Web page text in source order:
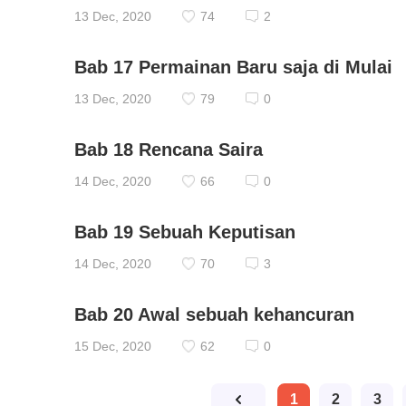
13 Dec, 2020 74 2
Bab 17 Permainan Baru saja di Mulai
13 Dec, 2020 79 0
Bab 18 Rencana Saira
14 Dec, 2020 66 0
Bab 19 Sebuah Keputisan
14 Dec, 2020 70 3
Bab 20 Awal sebuah kehancuran
15 Dec, 2020 62 0
1 2 3